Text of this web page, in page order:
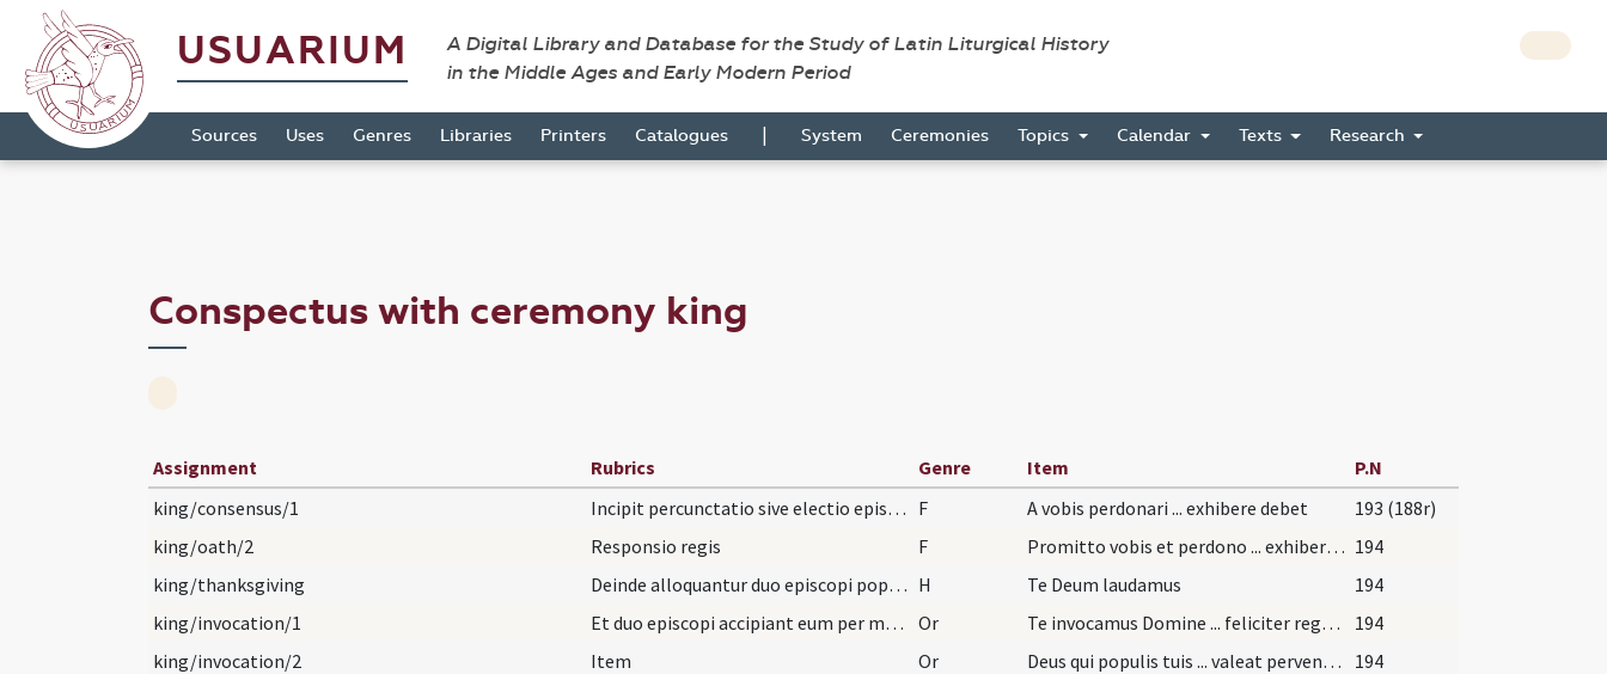
USUARIUM
A Digital Library and Database for the Study of Latin Liturgical History
in the Middle Ages and Early Modern Period
Sources Uses Genres Libraries Printers Catalogues | System Ceremonies Topics Calendar Texts Research
Conspectus with ceremony king
Assignment Rubrics Genre Item
P.N
king/consensus/1
Incipit percunctatio sive electio episcoporum ac… F A vobis perdonari ... exhibere debet
193 (188r)
king/oath/2
Responsio regis F Promitto vobis et perdono ... exhibere debet 194
king/thanksgiving
Deinde alloquantur duo episcopi populum in eccles… H Te Deum laudamus
194
king/invocation/1
Et duo episcopi accipiant eum per manus et ducant… Or Te invocamus Domine ... feliciter regere mereatur. Per
194
king/invocation/2
Item Or Deus qui populis tuis ... valeat pervenire. Per
194